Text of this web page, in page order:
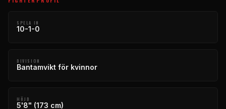
SPELA IN
10-1-0
DIVISION
Bantamvikt för kvinnor
HÖJD
5'8" (173 cm)